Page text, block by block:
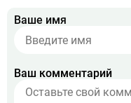
Ваше имя
Ваш комментарий